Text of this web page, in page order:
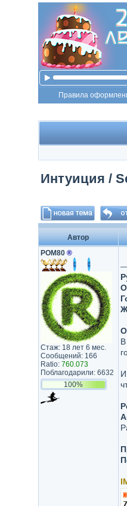
Правила
Интуиция /
Автор
POM80 ®
Стаж: 18 лет 6 мес.
Сообщений: 166
Ratio: 760.073
Поблагодарили: 6632
100%